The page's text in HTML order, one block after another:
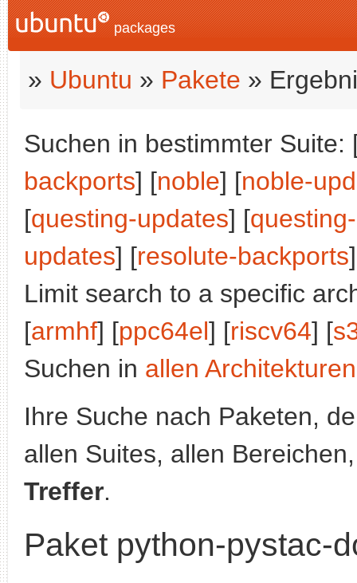
packages
» Ubuntu » Pakete »
Suchen in bestimmter Suite:
backports] [noble] [noble-
[questing-updates] [
updates] [resolute-backports
Limit search to a specific
[armhf] [ppc64el] [riscv64] [
Suchen in allen Architekturen
Ihre Suche nach Paketen,
allen Suites, allen
Treffer.
Paket python-pystac-